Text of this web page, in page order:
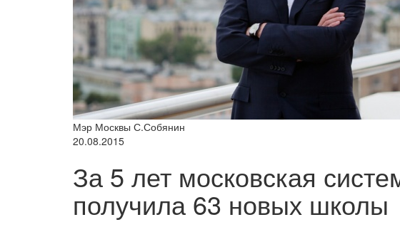
Мэр Москвы С.Собянин
20.08.2015
За 5 лет московская
получила 63 новых школы